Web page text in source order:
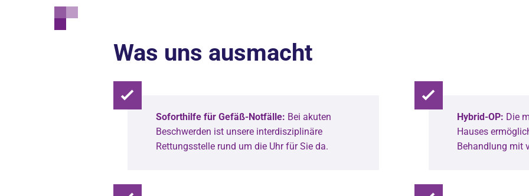
Was uns ausmacht
Soforthilfe für Gefäß-Notfälle: Bei akuten
Beschwerden ist unsere interdisziplinäre
Rettungsstelle rund um die Uhr für Sie da.
Hybrid-OP: Die
Hauses
Behandlung mit